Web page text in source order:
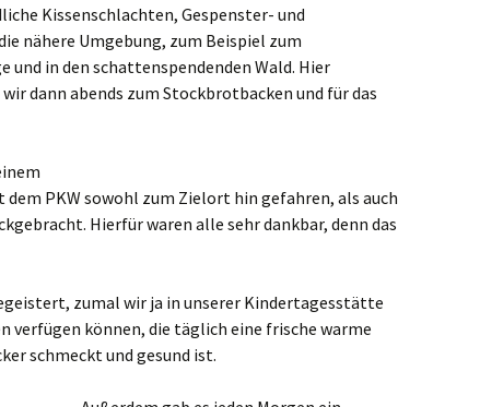
Hedwigsforum (ext. Link)
Kath. Kirche Nied (ext.
Link)
St. Gallus (ext. Link)
Haus am Dom (ext. Link)
Dompfarrei St.
2021
Trauung Hilfenetz Nied-Griesheim
KAB –
Arbeitnehmerkirche
Die Robusten
Tauffamilien
Kissenschlachten, Gespenster- und
nähere Umgebung, zum Beispiel zum
und in den schattenspendenden Wald. Hier
dann abends zum Stockbrotbacken und für das
PKW sowohl zum Zielort hin gefahren, als auch
Hierfür waren alle sehr dankbar, denn das
zumal wir ja in unserer Kindertagesstätte
verfügen können, die täglich eine frische warme
schmeckt und gesund ist.